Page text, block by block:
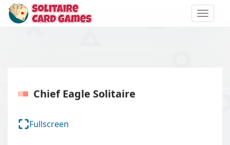
Toggle
Chief Eagle Solitaire
Fullscreen